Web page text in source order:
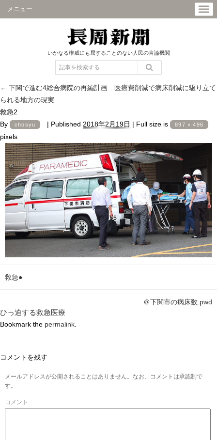
メニュー
いかなる権威にも屈することのない人民の言論機関
← 下関で進む4総合病院の再編計画 医療費削減で病床削減に駆り立て
られる地方の現実
救急2
By
chosyu | Published 2018年2月19日 | Full size is 897 × 496
pixels
救急●
＠下関市の病床数.pwd
ひっ迫する救急医療
Bookmark the permalink.
コメントを残す
メールアドレスが公開されることはありません。なお、コメントは承認制で
す。
コメント